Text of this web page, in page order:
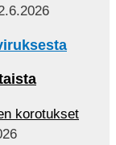
korotukset